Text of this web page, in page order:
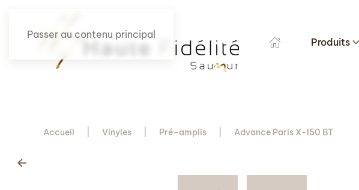
Passer au contenu principal
Produits
Accueil Vinyles Pré-amplis Advance Paris X-I50 BT